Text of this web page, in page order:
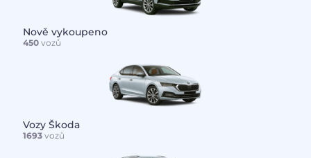
Nově vykoupeno
450vozů
Vozy Škoda
1693vozů